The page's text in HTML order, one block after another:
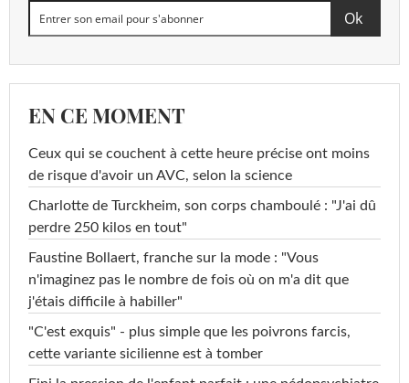
EN CE MOMENT
Ceux qui se couchent à cette heure précise ont moins
de risque d'avoir un AVC, selon la science
Charlotte de Turckheim, son corps chamboulé : "J'ai dû
perdre 250 kilos en tout"
Faustine Bollaert, franche sur la mode : "Vous
n'imaginez pas le nombre de fois où on m'a dit que
j'étais difficile à habiller"
"C'est exquis" - plus simple que les poivrons farcis,
cette variante sicilienne est à tomber